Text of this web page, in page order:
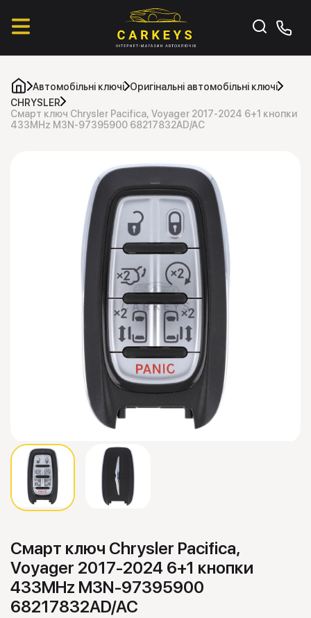
Автомобільні ключі Оригінальні автомобільні ключі
CHRYSLER
Смарт ключ Chrysler Pacifica, Voyager 2017-2024 6+1 кнопки
433MHz M3N-97395900 68217832AD/AC
Смарт ключ Chrysler Pacifica,
Voyager 2017-2024 6+1 кнопки
433MHz M3N-97395900
68217832AD/AC